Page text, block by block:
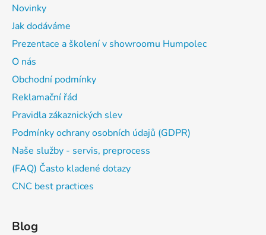
Novinky
Jak dodáváme
Prezentace a školení v showroomu Humpolec
O nás
Obchodní podmínky
Reklamační řád
Pravidla zákaznických slev
Podmínky ochrany osobních údajů (GDPR)
Naše služby - servis, preprocess
(FAQ) Často kladené dotazy
CNC best practices
Blog